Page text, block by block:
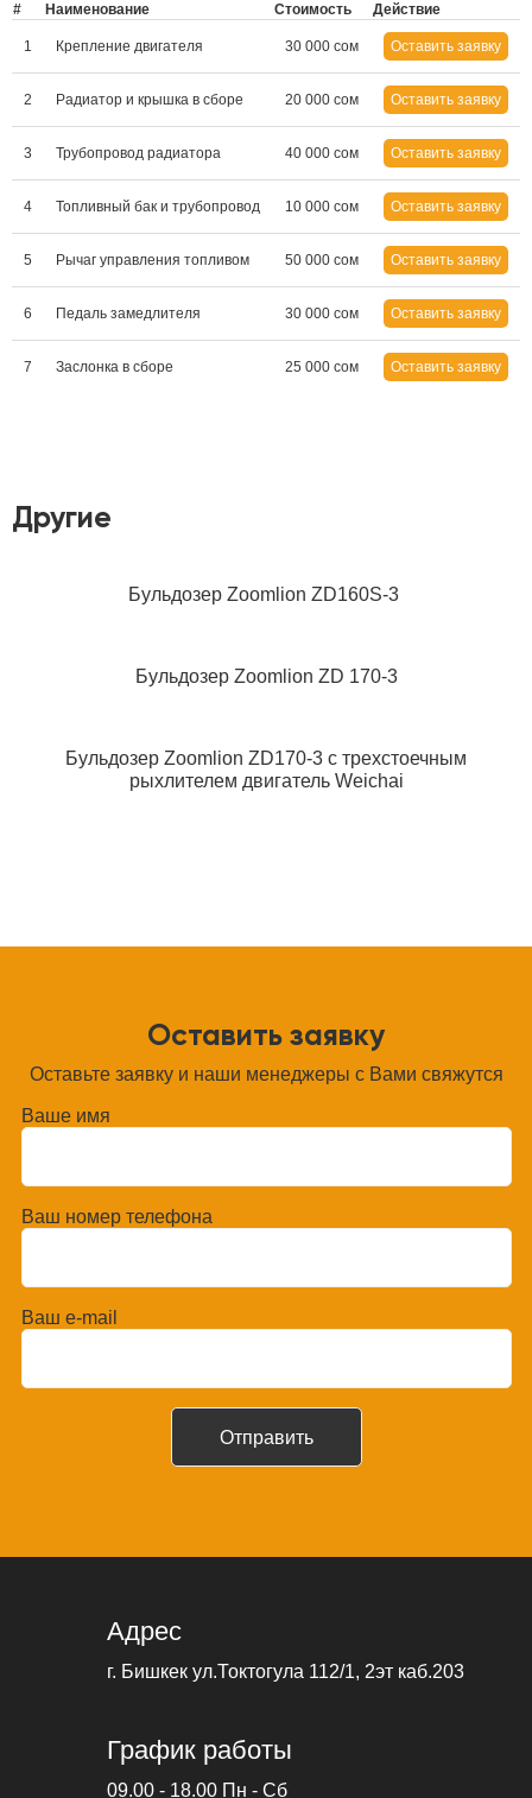
# Наименование Стоимость Действие
1 Крепление двигателя 30 000 сом Оставить заявку
2 Радиатор и крышка в сборе 20 000 сом Оставить заявку
3 Трубопровод радиатора 40 000 сом Оставить заявку
4 Топливный бак и трубопровод 10 000 сом Оставить заявку
5 Рычаг управления топливом 50 000 сом Оставить заявку
6 Педаль замедлителя 30 000 сом Оставить заявку
7 Заслонка в сборе 25 000 сом Оставить заявку
Другие
Бульдозер Zoomlion ZD160S-3
Бульдозер Zoomlion ZD 170-3
Бульдозер Zoomlion ZD170-3 с трехстоечным
рыхлителем двигатель Weichai
Оставить заявку
Оставьте заявку и наши менеджеры с Вами свяжутся
Ваше имя
Ваш номер телефона
Ваш e-mail
Адрес
г. Бишкек ул.Токтогула 112/1, 2эт каб.203
График работы
09.00 - 18.00 Пн - Сб